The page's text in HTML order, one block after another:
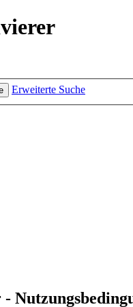
Erweiterte Suche